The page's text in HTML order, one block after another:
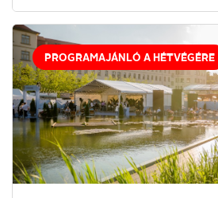
PROGRAMAJÁNLÓ A HÉTVÉGÉRE